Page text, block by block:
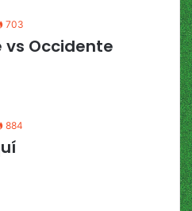
703
vs Occidente
884